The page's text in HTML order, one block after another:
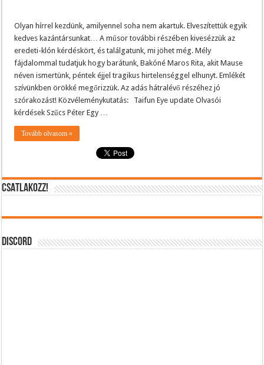
Olyan hírrel kezdünk, amilyennel soha nem akartuk. Elveszítettük egyik
kedves kazántársunkat… A műsor további részében kivesézzük az
eredeti-klón kérdéskört, és találgatunk, mi jöhet még. Mély
fájdalommal tudatjuk hogy barátunk, Bakóné Maros Rita, akit Mause
néven ismertünk, péntek éjjel tragikus hirtelenséggel elhunyt. Emlékét
szívünkben örökké megőrizzük. Az adás hátralévő részéhez jó
szórakozást! Közvéleménykutatás: Taifun Eye update Olvasói
kérdések Szűcs Péter Egy …
Tovább olvasom »
CSATLAKOZZ!
DISCORD